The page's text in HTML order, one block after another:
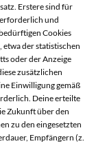
Uhr
Uhr
Uhr
Erstere sind für
und
Cookies
der statistischen
oder der Anzeige
zusätzlichen
Einwilligung gemäß
Deine erteilte
Zukunft über den
zu den eingesetzten
Empfängern (z.